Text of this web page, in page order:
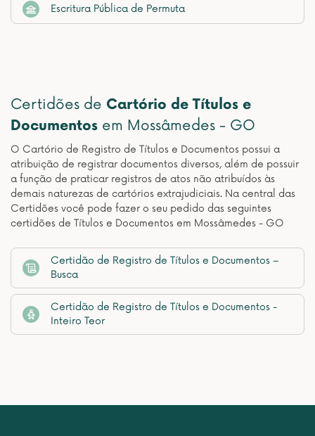
Escritura Pública de Permuta
Certidões de Cartório de Títulos e
Documentos em Mossâmedes - GO
O Cartório de Registro de Títulos e Documentos possui a
atribuição de registrar documentos diversos, além de possuir
a função de praticar registros de atos não atribuídos às
demais naturezas de cartórios extrajudiciais. Na central das
Certidões você pode fazer o seu pedido das seguintes
certidões de Títulos e Documentos em Mossâmedes - GO
Certidão de Registro de Títulos e Documentos –
Busca
Certidão de Registro de Títulos e Documentos -
Inteiro Teor